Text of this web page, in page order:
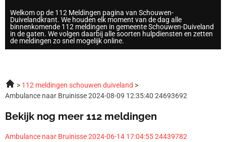
Welkom op de 112 Meldingen pagina van Schouwen-
Duivelandkrant. We houden elk moment van de dag alle
binnenkomende 112 meldingen in gemeente Schouwen-Duiveland
in de gaten. We volgen daarbij alle soorten hulpdiensten en zetten
de meldingen zo snel mogelijk online.
112 meldingen schouwen duiveland
Ambulance naar Bruinisse 2024-08-09 12:35:40 24693692
Bekijk nog meer 112 meldingen
Ambulance naar Bruinisse 2024-06-14 17:04:55 24439782